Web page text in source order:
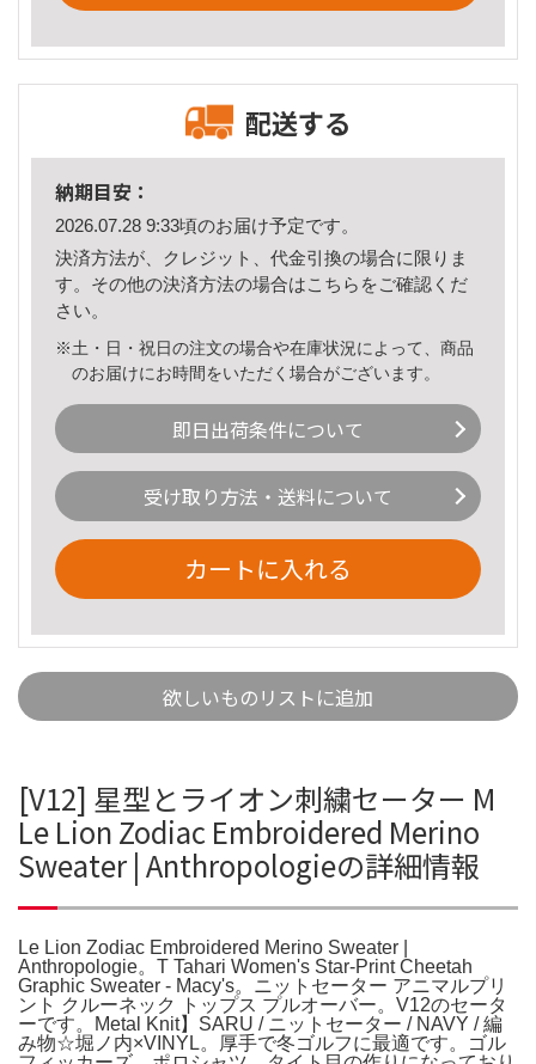
配送する
納期目安：
2026.07.28 9:33頃のお届け予定です。
決済方法が、クレジット、代金引換の場合に限りま
す。その他の決済方法の場合はこちら をご確認くだ
さい。
※土・日・祝日の注文の場合や在庫状況によって、商品
のお届けにお時間をいただく場合がございます。
即日出荷条件について
受け取り方法・送料について
カートに入れる
欲しいものリストに追加
[V12] 星型とライオン刺繍セーター M
Le Lion Zodiac Embroidered Merino
Sweater | Anthropologieの詳細情報
Le Lion Zodiac Embroidered Merino Sweater |
Anthropologie。T Tahari Women's Star-Print Cheetah
Graphic Sweater - Macy's。ニットセーター アニマルプリ
ント クルーネック トップス プルオーバー。V12のセータ
ーです。Metal Knit】SARU / ニットセーター / NAVY / 編
み物☆堀ノ内×VINYL。厚手で冬ゴルフに最適です。ゴル